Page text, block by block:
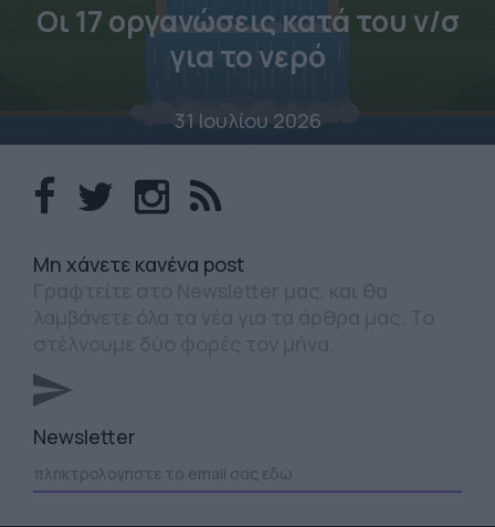
Οι 17 οργανώσεις κατά του ν/σ
για το νερό
31 Ιουλίου 2026
Mη χάνετε κανένα post
Newsletter